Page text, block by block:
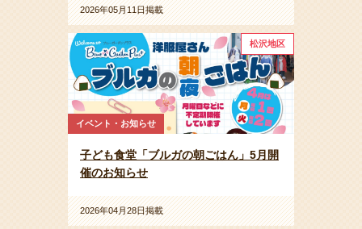
2026年05月11日掲載
松沢地区
イベント・お知らせ
子ども食堂「ブルガの朝ごはん」5月開
催のお知らせ
2026年04月28日掲載